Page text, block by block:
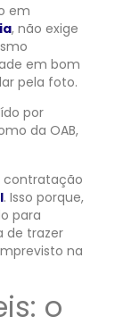
em
, não exige
em bom
pela foto.
por
da OAB,
contratação
. Isso porque,
para
de trazer
na
o